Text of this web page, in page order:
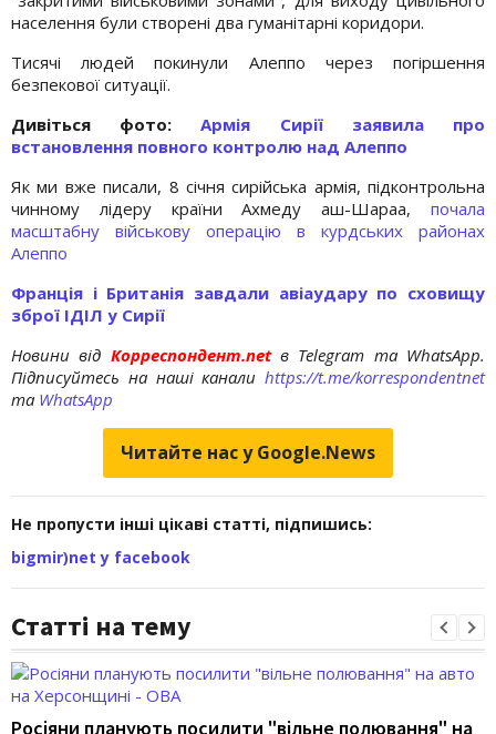
населення були створені два гуманітарні коридори.
Тисячі людей покинули Алеппо через погіршення
безпекової ситуації.
Дивіться фото:Армія Сирії заявила про
встановлення повного контролю над Алеппо
Як ми вже писали, 8 січня сирійська армія, підконтрольна
чинному лідеру країни Ахмеду аш-Шараа, почала
масштабну військову операцію в курдських районах
Алеппо
Франція і Британія завдали авіаудару по сховищу
зброї ІДІЛ у Сирії
Новини від Корреспондент.netв Telegram та WhatsApp.
Підписуйтесь на наші канали https://t.me/korrespondentnet
та WhatsApp
Читайте нас у Google.News
Не пропусти інші цікаві статті, підпишись:
bigmir)net у facebook
Статті на тему
Росіяни планують посилити "вільне полювання" на